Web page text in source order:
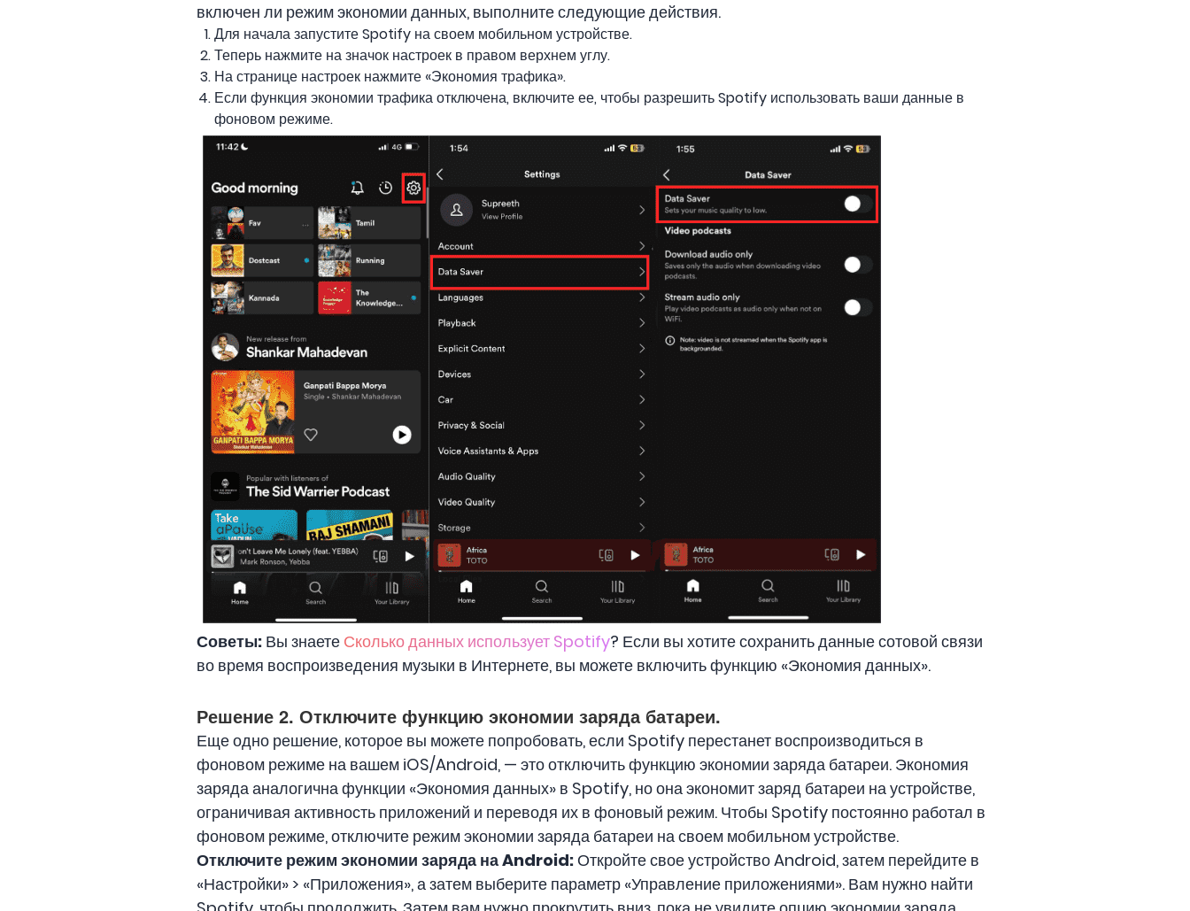
включен ли режим экономии данных, выполните следующие действия.
Для начала запустите Spotify на своем мобильном устройстве.
Теперь нажмите на значок настроек в правом верхнем углу.
На странице настроек нажмите «Экономия трафика».
Если функция экономии трафика отключена, включите ее, чтобы разрешить Spotify использовать ваши данные в
фоновом режиме.
Советы: Вы знаете Сколько данных использует Spotify? Если вы хотите сохранить данные сотовой связи
во время воспроизведения музыки в Интернете, вы можете включить функцию «Экономия данных».
Решение 2. Отключите функцию экономии заряда батареи.
Еще одно решение, которое вы можете попробовать, если Spotify перестанет воспроизводиться в
фоновом режиме на вашем iOS/Android, — это отключить функцию экономии заряда батареи. Экономия
заряда аналогична функции «Экономия данных» в Spotify, но она экономит заряд батареи на устройстве,
ограничивая активность приложений и переводя их в фоновый режим. Чтобы Spotify постоянно работал в
фоновом режиме, отключите режим экономии заряда батареи на своем мобильном устройстве.
Отключите режим экономии заряда на Android:Откройте свое устройство Android, затем перейдите в
«Настройки» > «Приложения», а затем выберите параметр «Управление приложениями». Вам нужно найти